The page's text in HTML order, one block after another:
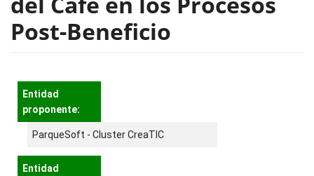
Post-Beneficio
Entidad
proponente:
ParqueSoft - Cluster CreaTIC
Entidad